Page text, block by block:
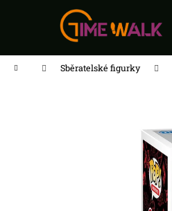
Domů Sběratelské figurky
í
do
do